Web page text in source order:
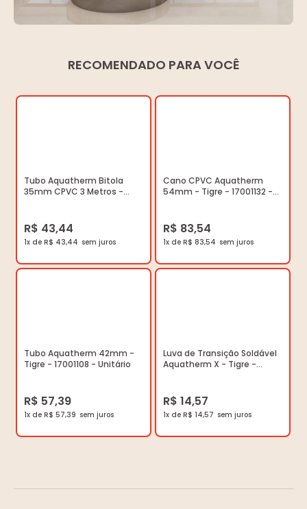
RECOMENDADO PARA VOCÊ
Tubo Aquatherm Bitola
35mm CPVC 3 Metros -
R$ 43,44
1x de R$ 43,44
Cano CPVC Aquatherm
54mm - Tigre - 17001132 -
R$ 83,54
1x de R$ 83,54
Tubo Aquatherm 42mm -
Tigre - 17001108 - Unitário
R$ 57,39
1x de R$ 57,39
Luva de Transição Soldável
Aquatherm X - Tigre -
R$ 14,57
1x de R$ 14,57